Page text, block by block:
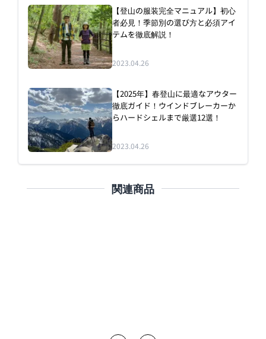
【登山の服装完全マニュアル】初心
者必見！季節別の選び方と必須アイ
テムを徹底解説！
2023.04.26
【2025年】春登山に最適なアウター
徹底ガイド！ウインドブレーカーか
らハードシェルまで厳選12選！
2023.04.26
関連商品